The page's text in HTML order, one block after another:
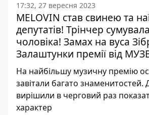
17:32, 27 вересня 2023
MELOVIN став свинею та
депутатів! Трінчер
чоловіка! Замах на вуса
Залаштунки премії від
На найбільшу музичну премію
завітали багато знаменитостей.
вирішили в черговий раз
характер